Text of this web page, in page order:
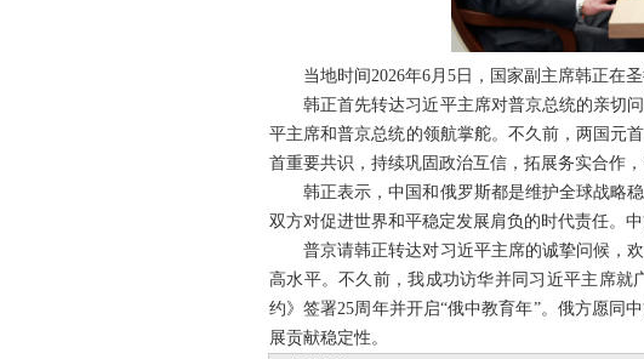
当地时间2026年6月5日，国家副主席韩正在
韩正首先转达习近平主席对普京总统的亲切
平主席和普京总统的领航掌舵。不久前，两国元
首重要共识，持续巩固政治互信，拓展务实合作
韩正表示，中国和俄罗斯都是维护全球战略
双方对促进世界和平稳定发展肩负的时代责任。
普京请韩正转达对习近平主席的诚挚问候，
高水平。不久前，我成功访华并同习近平主席
约》签署25周年并开启“俄中教育年”。俄方愿同
展贡献稳定性。